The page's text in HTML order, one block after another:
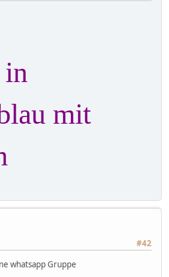
in
mit
#42
whatsapp Gruppe